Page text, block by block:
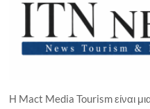
Η Mact Media Tourism είναι